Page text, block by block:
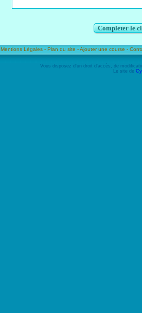
Completer le
Mentions Légales - Plan du site -Ajouter une course -
Vous disposez d'un droit d'accès, de
Le site de